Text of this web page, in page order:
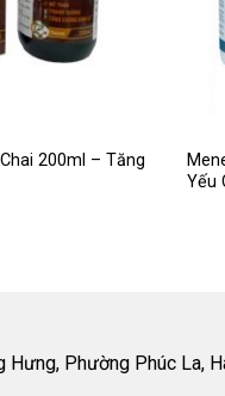
200ml – Tăng
Yếu
Hưng, Phường Phúc La,